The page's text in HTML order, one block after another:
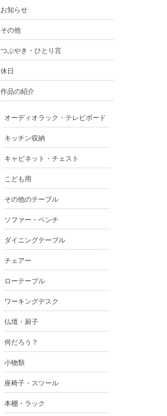
お知らせ
その他
つぶやき・ひとり言
休日
作品の紹介
オーディオラック・テレビボード
キッチン収納
キャビネット・チェスト
こども用
その他のテーブル
ソファー・ベンチ
ダイニングテーブル
チェアー
ローテーブル
ワーキングデスク
仏壇・厨子
何だろう？
小物類
座椅子・スツール
本棚・ラック